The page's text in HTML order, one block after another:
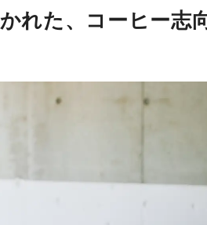
れた、コーヒー志